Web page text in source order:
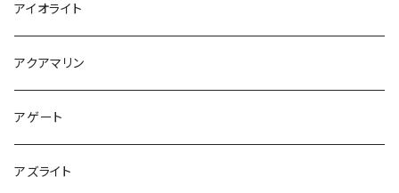
アイオライト
アクアマリン
アゲート
アズライト